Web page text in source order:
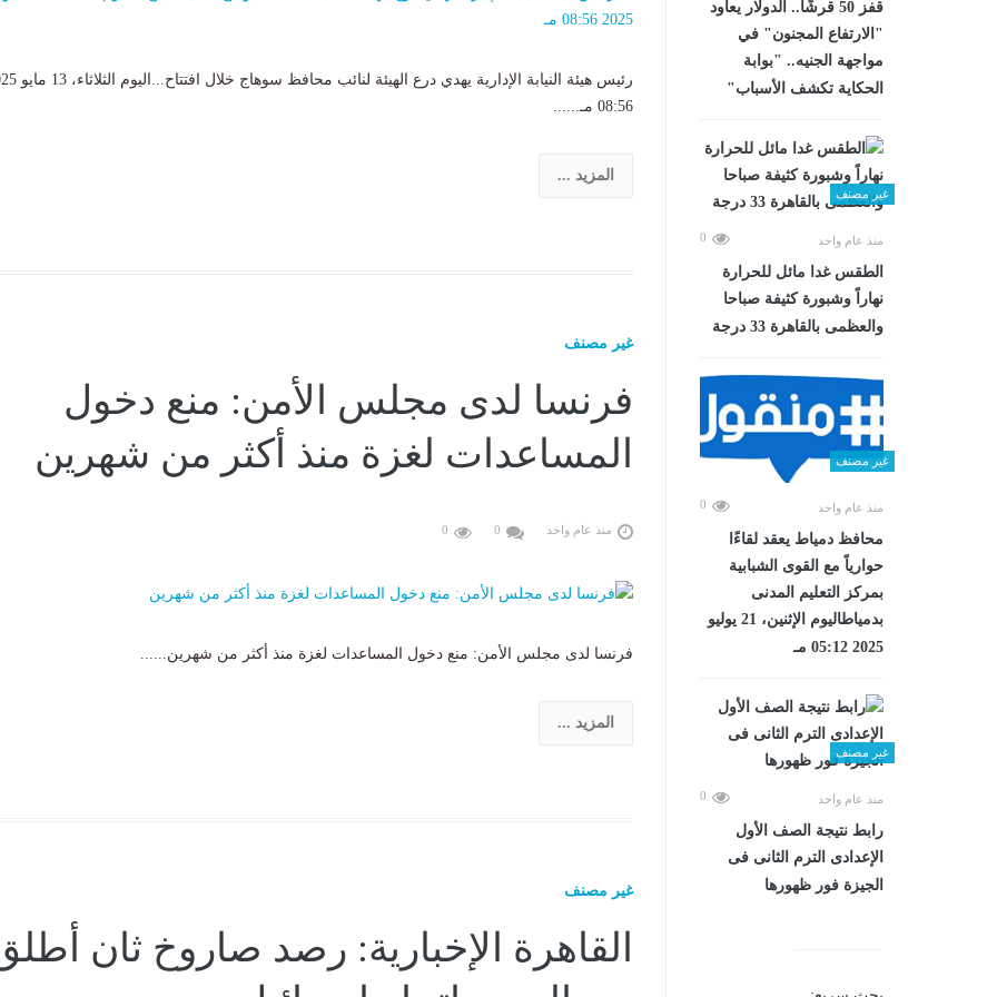
قفز 50 قرشًا.. الدولار يعاود
"الارتفاع المجنون" في
مواجهة الجنيه.. "بوابة
الحكاية تكشف الأسباب"
غير مصنف
منذ عام واحد 0
الطقس غدا مائل للحرارة
نهاراً وشبورة كثيفة صباحا
والعظمى بالقاهرة 33 درجة
غير مصنف
منذ عام واحد 0
محافظ دمياط يعقد لقاءًا
حوارياً مع القوى الشبابية
بمركز التعليم المدنى
بدمياطاليوم الإثنين، 21 يوليو
2025 05:12 مـ
غير مصنف
منذ عام واحد 0
رابط نتيجة الصف الأول
الإعدادى الترم الثانى فى
الجيزة فور ظهورها
رئيس هيئة النيابة الإدارية يهدي درع الهيئة
08:56 مـ......
المزيد ...
غير مصنف
فرنسا لدى مجلس الأمن: منع دخول
المساعدات لغزة منذ أكثر من شهرين
منذ عام واحد 0
0
فرنسا لدى مجلس الأمن: منع دخول المساعدات لغزة منذ أكثر من شهرين......
المزيد ...
غير مصنف
القاهرة الإخبارية: رصد صاروخ ثان